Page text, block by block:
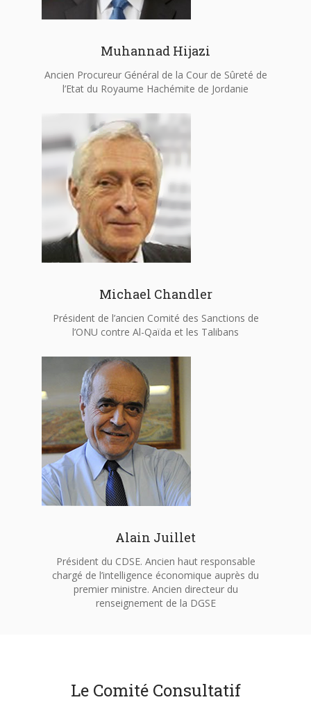
Muhannad Hijazi
Ancien Procureur Général de la Cour de Sûreté de
l’Etat du Royaume Hachémite de Jordanie
Michael Chandler
Président de l’ancien Comité des Sanctions de
l’ONU contre Al-Qaïda et les Talibans
Alain Juillet
Président du CDSE. Ancien haut responsable
chargé de l’intelligence économique auprès du
premier ministre. Ancien directeur du
renseignement de la DGSE
Le Comité Consultatif